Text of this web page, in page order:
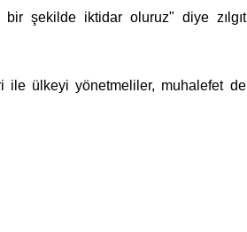
bir şekilde iktidar oluruz" diye zılgıt
ile ülkeyi yönetmeliler, muhalefet de